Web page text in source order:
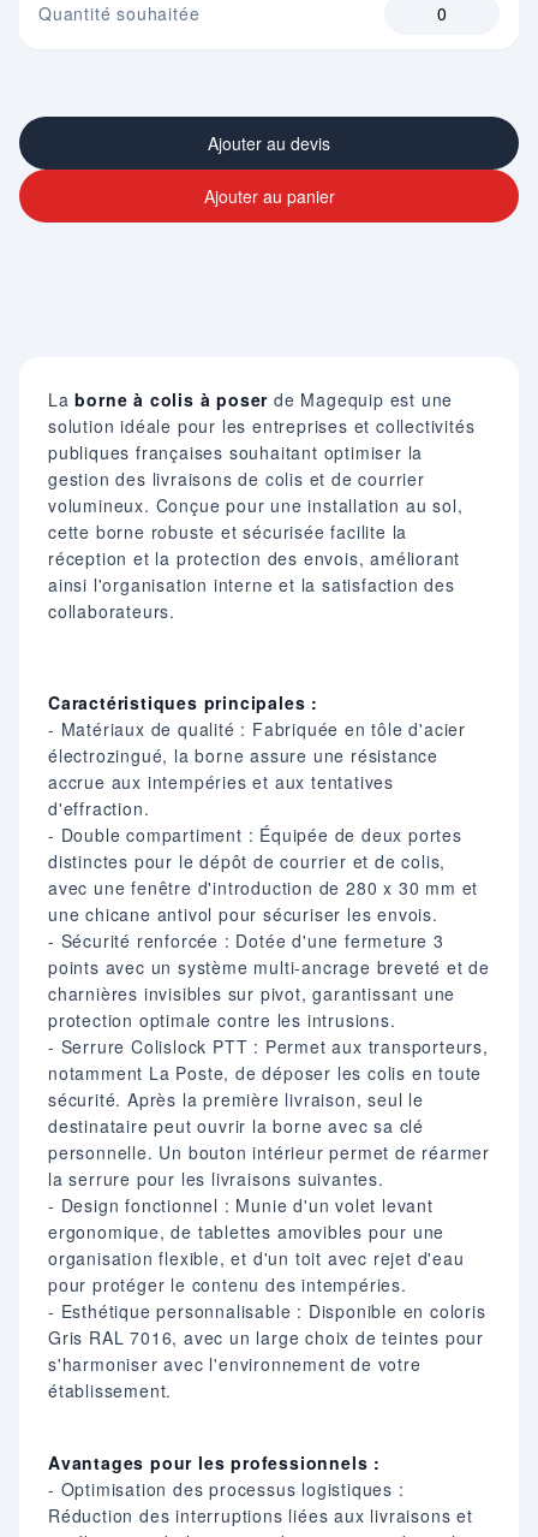
Quantité souhaitée
Ajouter au devis
Ajouter au panier
Laborne à colis à poser de Magequip est une
solution idéale pour les entreprises et collectivités
publiques françaises souhaitant optimiser la
gestion des livraisons de colis et de courrier
volumineux. Conçue pour une installation au sol,
cette borne robuste et sécurisée facilite la
réception et la protection des envois, améliorant
ainsi l'organisation interne et la satisfaction des
collaborateurs.​
Caractéristiques principales :
- Matériaux de qualité : Fabriquée en tôle d'acier
électrozingué, la borne assure une résistance
accrue aux intempéries et aux tentatives
d'effraction.​
- Double compartiment : Équipée de deux portes
distinctes pour le dépôt de courrier et de colis,
avec une fenêtre d'introduction de 280 x 30 mm et
une chicane antivol pour sécuriser les envois.​
- Sécurité renforcée : Dotée d'une fermeture 3
points avec un système multi-ancrage breveté et de
charnières invisibles sur pivot, garantissant une
protection optimale contre les intrusions.​
- Serrure Colislock PTT : Permet aux transporteurs,
notamment La Poste, de déposer les colis en toute
sécurité. Après la première livraison, seul le
destinataire peut ouvrir la borne avec sa clé
personnelle. Un bouton intérieur permet de réarmer
la serrure pour les livraisons suivantes.​
- Design fonctionnel : Munie d'un volet levant
ergonomique, de tablettes amovibles pour une
organisation flexible, et d'un toit avec rejet d'eau
pour protéger le contenu des intempéries.​
- Esthétique personnalisable : Disponible en coloris
Gris RAL 7016, avec un large choix de teintes pour
s'harmoniser avec l'environnement de votre
établissement.​
Avantages pour les professionnels :
- Optimisation des processus logistiques :
Réduction des interruptions liées aux livraisons et